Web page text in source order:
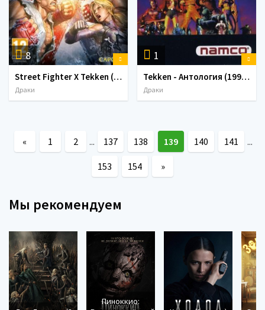
8
Street Fighter X Tekken (2012)
Драки
1
Tekken - Антология (1995-2005) PC
Драки
« 1 2 ... 137 138 139 140 141 ...
153 154 »
Мы рекомендуем
Пиноккио: